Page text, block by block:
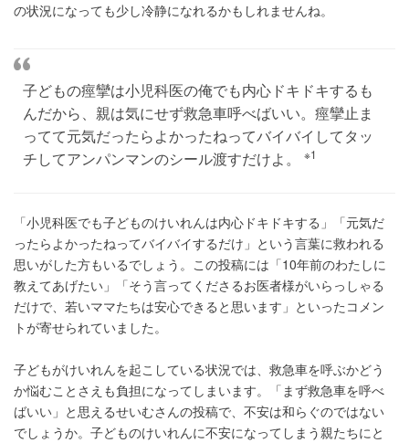
の状況になっても少し冷静になれるかもしれませんね。
子どもの痙攣は小児科医の俺でも内心ドキドキするも
んだから、親は気にせず救急車呼べばいい。痙攣止ま
ってて元気だったらよかったねってバイバイしてタッ
チしてアンパンマンのシール渡すだけよ。
※1
「小児科医でも子どものけいれんは内心ドキドキする」「元気だ
ったらよかったねってバイバイするだけ」という言葉に救われる
思いがした方もいるでしょう。この投稿には「10年前のわたしに
教えてあげたい」「そう言ってくださるお医者様がいらっしゃる
だけで、若いママたちは安心できると思います」といったコメン
トが寄せられていました。
子どもがけいれんを起こしている状況では、救急車を呼ぶかどう
か悩むことさえも負担になってしまいます。「まず救急車を呼べ
ばいい」と思えるせいむさんの投稿で、不安は和らぐのではない
でしょうか。子どものけいれんに不安になってしまう親たちにと